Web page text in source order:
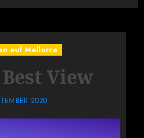
auf Mallorca
View
2020